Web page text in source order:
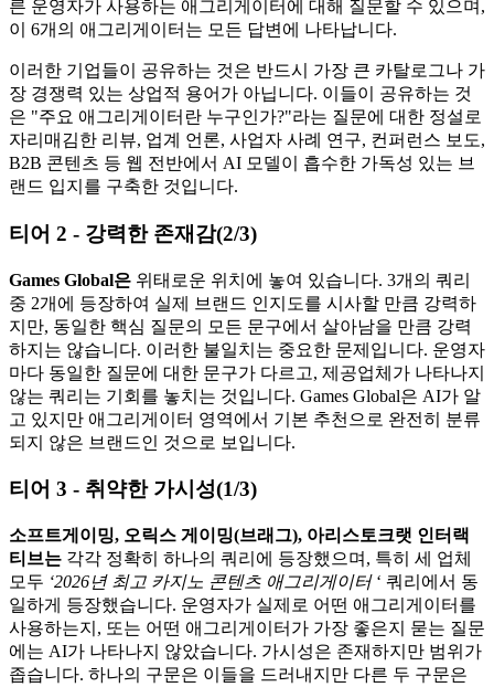
른 운영자가 사용하는 애그리게이터에 대해 질문할 수 있으며,
이 6개의 애그리게이터는 모든 답변에 나타납니다.
이러한 기업들이 공유하는 것은 반드시 가장 큰 카탈로그나 가
장 경쟁력 있는 상업적 용어가 아닙니다. 이들이 공유하는 것
은 "주요 애그리게이터란 누구인가?"라는 질문에 대한 정설로
자리매김한 리뷰, 업계 언론, 사업자 사례 연구, 컨퍼런스 보도,
B2B 콘텐츠 등 웹 전반에서 AI 모델이 흡수한 가독성 있는 브
랜드 입지를 구축한 것입니다.
티어 2 - 강력한 존재감(2/3)
Games Global은 위태로운 위치에 놓여 있습니다. 3개의 쿼리
중 2개에 등장하여 실제 브랜드 인지도를 시사할 만큼 강력하
지만, 동일한 핵심 질문의 모든 문구에서 살아남을 만큼 강력
하지는 않습니다. 이러한 불일치는 중요한 문제입니다. 운영자
마다 동일한 질문에 대한 문구가 다르고, 제공업체가 나타나지
않는 쿼리는 기회를 놓치는 것입니다. Games Global은 AI가 알
고 있지만 애그리게이터 영역에서 기본 추천으로 완전히 분류
되지 않은 브랜드인 것으로 보입니다.
티어 3 - 취약한 가시성(1/3)
소프트게이밍, 오릭스 게이밍(브래그), 아리스토크랫 인터랙
티브는 각각 정확히 하나의 쿼리에 등장했으며, 특히 세 업체
모두 ‘2026년 최고 카지노 콘텐츠 애그리게이터‘ 쿼리에서 동
일하게 등장했습니다. 운영자가 실제로 어떤 애그리게이터를
사용하는지, 또는 어떤 애그리게이터가 가장 좋은지 묻는 질문
에는 AI가 나타나지 않았습니다. 가시성은 존재하지만 범위가
좁습니다. 하나의 구문은 이들을 드러내지만 다른 두 구문은